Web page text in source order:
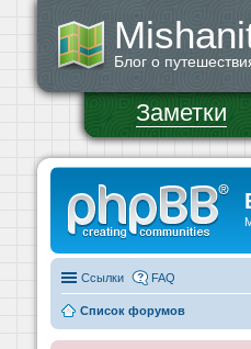
Блог о
Заметки
Ссылки FAQ
Список форумов